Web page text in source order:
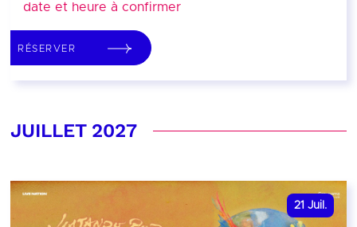
date et heure à confirmer
RÉSERVER
JUILLET 2027
21 Juil.